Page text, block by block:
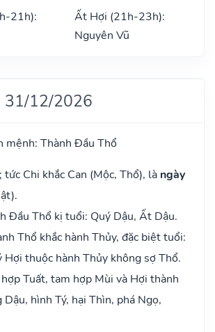
21h):
Ất Hợi (21h-23h):
Nguyên Vũ
31/12/2026
mệnh: Thành Đầu Thổ
tức Chi khắc Can (Mộc, Thổ), là ngày
Đầu Thổ kị tuổi: Quý Dậu, Ất Dậu.
Thổ khắc hành Thủy, đặc biệt tuổi:
thuộc hành Thủy không sợ Thổ.
Tuất, tam hợp Mùi và Hợi thành
Dậu, hình Tý, hại Thìn, phá Ngọ,